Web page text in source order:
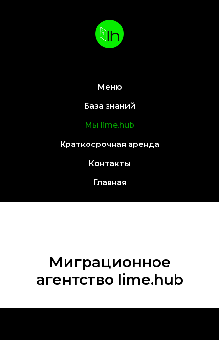
Меню
База знаний
Мы lime.hub
Краткосрочная аренда
Контакты
Главная
Миграционное
агентство lime.hub